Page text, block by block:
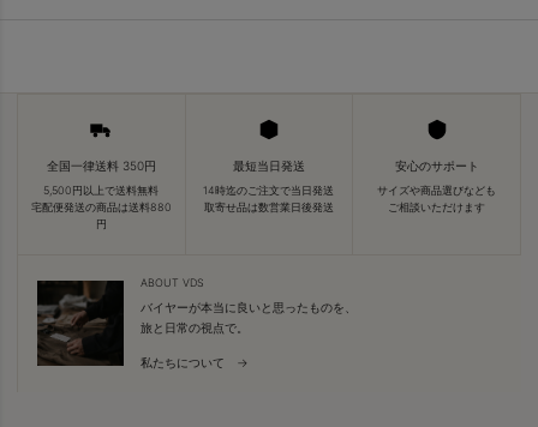
全国一律送料 350円
5,500円以上で送料無料
宅配便発送の商品は送料880
円
最短当日発送
14時迄のご注文で当日発送
取寄せ品は数営業日後発送
安心のサポート
サイズや商品選びなども
ご相談いただけます
ABOUT VDS
バイヤーが本当に良いと思ったものを、
旅と日常の視点で。
私たちについて →